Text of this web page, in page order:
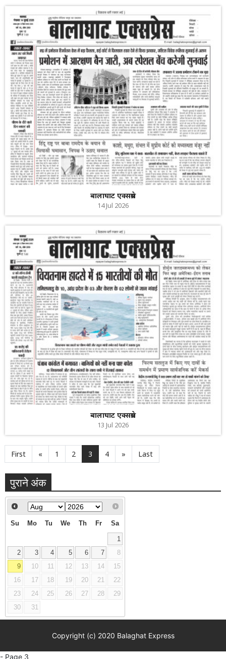
बालाघाट एक्सप्रेस
14 Jul 2026
बालाघाट एक्सप्रेस
13 Jul 2026
First « 1 2 3 4 » Last
पुराने अंक
Su Mo Tu We Th Fr Sa
1
2
3 4 5 6 7
8
9
10 11 12 13 14
15
16
17 18 19 20 21
22
23
24 25 26 27 28
29
30
31
Copyright (c) 2020 Balaghat Express
- Page 3